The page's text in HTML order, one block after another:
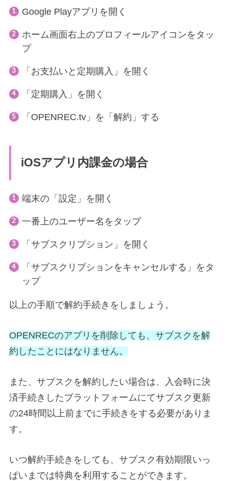
Google Playアプリを開く
ホーム画面右上のプロフィールアイコンをタッ
プ
「お支払いと定期購入」を開く
「定期購入」を開く
「OPENREC.tv」を「解約」する
iOSアプリ内課金の場合
端末の「設定」を開く
一番上のユーザー名をタップ
「サブスクリプション」を開く
「サブスクリプションをキャンセルする」をタ
ップ
以上の手順で解約手続きをしましょう。
OPENRECのアプリを削除しても、サブスクを解
約したことにはなりません。
また、サブスクを解約したい場合は、入会時に決
済手続きしたプラットフォームにてサブスク更新
の24時間以上前までに手続きをする必要がありま
す。
いつ解約手続きをしても、サブスク有効期限いっ
ぱいまでは特典を利用することができます。